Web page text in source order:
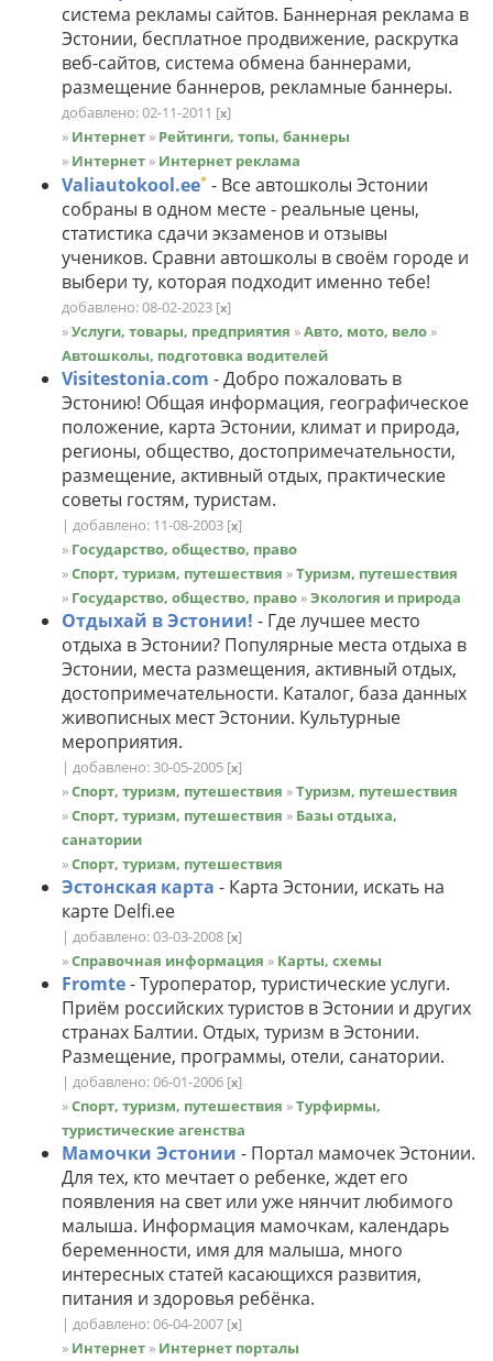
система рекламы сайтов. Баннерная реклама в
Эстонии, бесплатное продвижение, раскрутка
веб-сайтов, система обмена баннерами,
размещение баннеров, рекламные баннеры.
добавлено: 02-11-2011 [x]
» Интернет » Рейтинги, топы, баннеры
» Интернет » Интернет реклама
Valiautokool.ee* - Все автошколы Эстонии
собраны в одном месте - реальные цены,
статистика сдачи экзаменов и отзывы
учеников. Сравни автошколы в своём городе и
выбери ту, которая подходит именно тебе!
добавлено: 08-02-2023 [x]
»Услуги, товары, предприятия »Авто, мото, вело »
Автошколы, подготовка водителей
Visitestonia.com - Добро пожаловать в
Эстонию! Общая информация, географическое
положение, карта Эстонии, климат и природа,
регионы, общество, достопримечательности,
размещение, активный отдых, практические
советы гостям, туристам.
| добавлено: 11-08-2003 [x]
» Государство, общество, право
»Спорт, туризм, путешествия »Туризм, путешествия
» Государство, общество, право »Экология и природа
Отдыхай в Эстонии! - Где лучшее место
отдыха в Эстонии? Популярные места отдыха в
Эстонии, места размещения, активный отдых,
достопримечательности. Каталог, база данных
живописных мест Эстонии. Культурные
мероприятия.
| добавлено: 30-05-2005 [x]
»Спорт, туризм, путешествия »Туризм, путешествия
»Спорт, туризм, путешествия » Базы отдыха,
санатории
»Спорт, туризм, путешествия
Эстонскaя карта - Карта Эстонии, искать на
карте Delfi.ee
| добавлено: 03-03-2008 [x]
»Справочная информация » Карты, схемы
Fromte- Туроператор, туристические услуги.
Приём российских туристов в Эстонии и других
странах Балтии. Отдых, туризм в Эстонии.
Размещение, программы, отели, санатории.
| добавлено: 06-01-2006 [x]
»Спорт, туризм, путешествия »Турфирмы,
туристические агенства
Мамочки Эстонии - Портал мамочек Эстонии.
Для тех, кто мечтает о ребенке, ждет его
появления на свет или уже нянчит любимого
малыша. Информация мамочкам, календарь
беременности, имя для малыша, много
интересных статей касающихся развития,
питания и здоровья ребёнка.
| добавлено: 06-04-2007 [x]
» Интернет » Интернет порталы